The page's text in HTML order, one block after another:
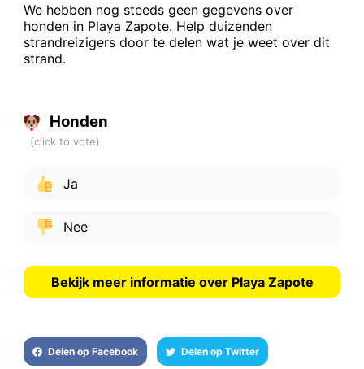
We hebben nog steeds geen gegevens over
honden in Playa Zapote. Help duizenden
strandreizigers door te delen wat je weet over dit
strand.
Honden
Ja
Nee
Bekijk meer informatie over Playa Zapote
Delen op Facebook Delen op Twitter